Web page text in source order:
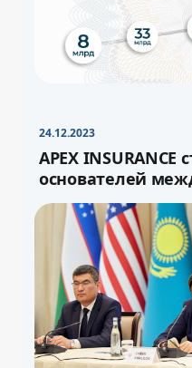
16pt +
− 16pt +
24.12.2023
APEX
основателей